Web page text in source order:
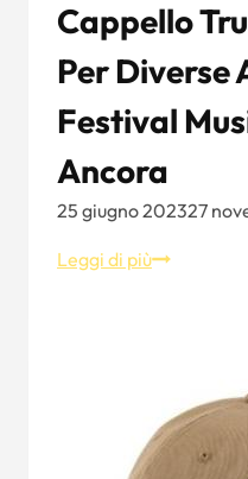
Cappello
Per Diverse
Festival
Ancora
25 giugno 202327
Leggi di piùCappello
attività:
Sport,
festival